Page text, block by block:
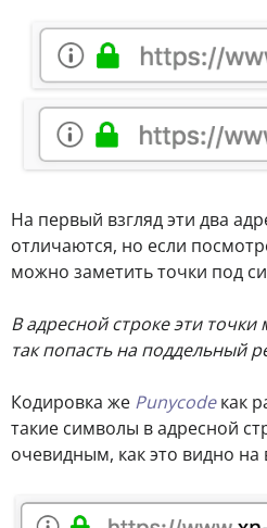
На первый взгляд эти два
отличаются, но если
можно заметить точки под
В адресной строке эти
так попасть на поддельный
Кодировка же Punycodeкак
такие символы в адресной
очевидным, как это видно